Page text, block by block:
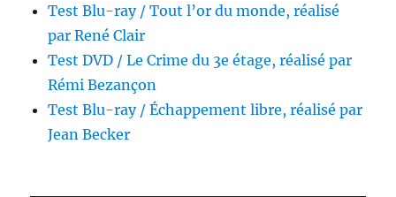
Test Blu-ray / Tout l’or du monde, réalisé
par René Clair
Test DVD / Le Crime du 3e étage, réalisé par
Rémi Bezançon
Test Blu-ray / Échappement libre, réalisé par
Jean Becker